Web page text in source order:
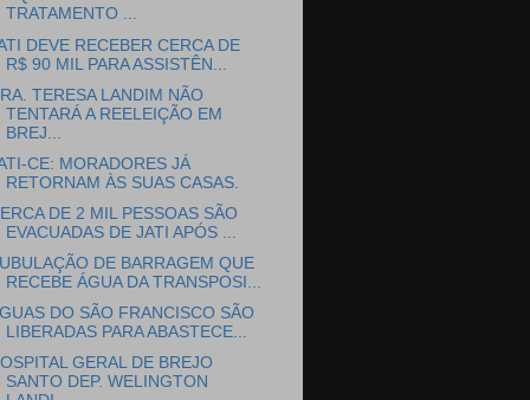
TRATAMENTO ...
DEVE RECEBER CERCA DE
R$ 90 MIL PARA ASSISTÊN...
TERESA LANDIM NÃO
TENTARÁ A REELEIÇÃO EM
BREJ...
CE: MORADORES JÁ
RETORNAM ÀS SUAS CASAS.
DE 2 MIL PESSOAS SÃO
EVACUADAS DE JATI APÓS ...
DE BARRAGEM QUE
RECEBE ÁGUA DA TRANSPOSI...
DO SÃO FRANCISCO SÃO
LIBERADAS PARA ABASTECE...
GERAL DE BREJO
SANTO DEP. WELINGTON